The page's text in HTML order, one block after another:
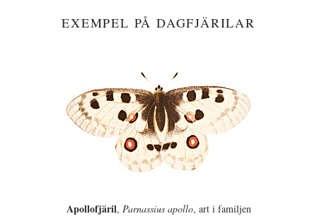
EXEMPEL PÅ DAGFJÄRILAR
Apollofjäril, Parnassius apollo, art i familjen